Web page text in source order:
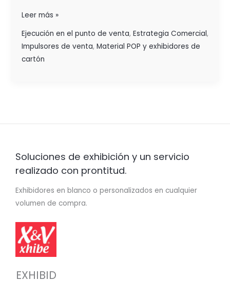
Leer más »
Ejecución en el punto de venta, Estrategia Comercial,
Impulsores de venta, Material POP y exhibidores de
cartón
Soluciones de exhibición y un servicio
realizado con prontitud.
Exhibidores en blanco o personalizados en cualquier
volumen de compra.
EXHIBID